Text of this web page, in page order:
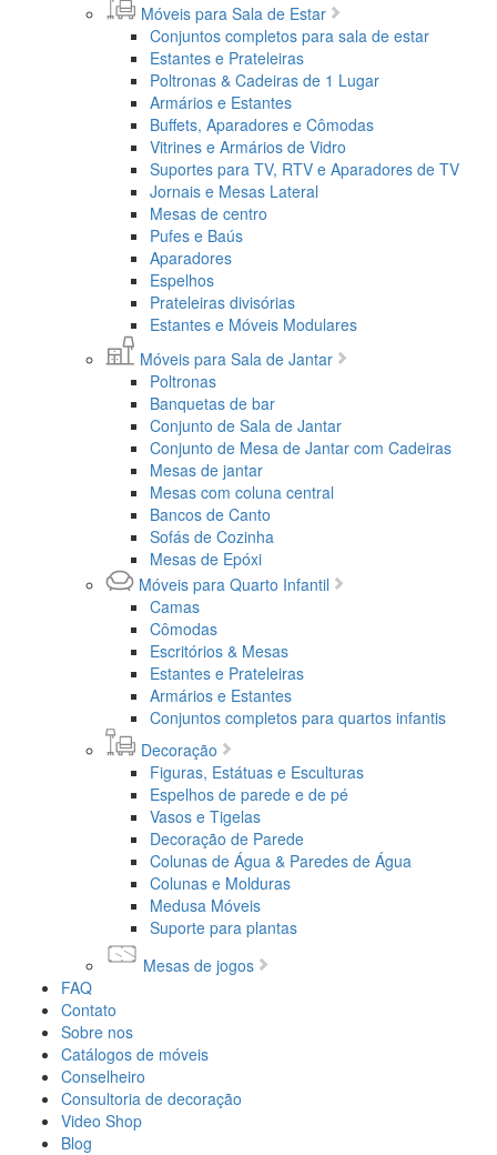
Móveis para Sala de Estar
Conjuntos completos para sala de estar
Estantes e Prateleiras
Poltronas & Cadeiras de 1 Lugar
Armários e Estantes
Buffets, Aparadores e Cômodas
Vitrines e Armários de Vidro
Suportes para TV, RTV e Aparadores de TV
Jornais e Mesas Lateral
Mesas de centro
Pufes e Baús
Aparadores
Espelhos
Prateleiras divisórias
Estantes e Móveis Modulares
Móveis para Sala de Jantar
Poltronas
Banquetas de bar
Conjunto de Sala de Jantar
Conjunto de Mesa de Jantar com Cadeiras
Mesas de jantar
Mesas com coluna central
Bancos de Canto
Sofás de Cozinha
Mesas de Epóxi
Móveis para Quarto Infantil
Camas
Cômodas
Escritórios & Mesas
Estantes e Prateleiras
Armários e Estantes
Conjuntos completos para quartos infantis
Decoração
Figuras, Estátuas e Esculturas
Espelhos de parede e de pé
Vasos e Tigelas
Decoração de Parede
Colunas de Água & Paredes de Água
Colunas e Molduras
Medusa Móveis
Suporte para plantas
Mesas de jogos
FAQ
Contato
Sobre nos
Catálogos de móveis
Conselheiro
Consultoria de decoração
Video Shop
Blog